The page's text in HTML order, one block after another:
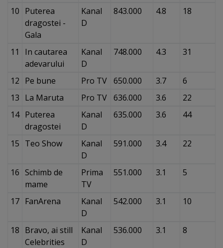
10 Puterea
dragostei -
Gala
Kanal
D
843.000 4.8 18
11
In cautarea
adevarului
Kanal
D
748.000 4.3 31
12 Pe bune Pro TV 650.000 3.7
6
13 La Maruta Pro TV 636.000 3.6
22
14 Puterea
dragostei
Kanal
D
635.000 3.6 44
15 Teo Show
Kanal
D
591.000 3.4 22
16 Schimb de
mame
Prima
TV
551.000 3.1 5
17 FanArena
Kanal
D
542.000 3.1 10
18 Bravo, ai still
Celebrities
Kanal
D
536.000 3.1 8